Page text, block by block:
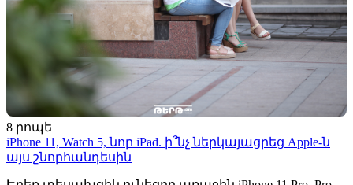
8 րոպե
iPhone 11, Watch 5, նոր iPad. ի՞նչ ներկայացրեց Apple-ն
այս շնորհանդեսին